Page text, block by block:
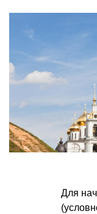
Для